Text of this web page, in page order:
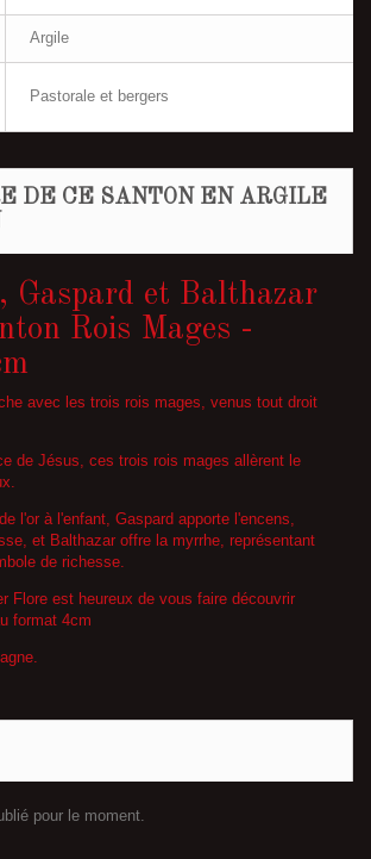
Argile
Pastorale et bergers
DE CE SANTON EN ARGILE
Gaspard et Balthazar
Rois Mages -
avec les trois rois mages, venus tout droit
de Jésus, ces trois rois mages allèrent le
l'or à l'enfant, Gaspard apporte l'encens,
et Balthazar offre la myrrhe, représentant
de richesse.
Flore est heureux de vous faire découvrir
format 4cm
pour le moment.